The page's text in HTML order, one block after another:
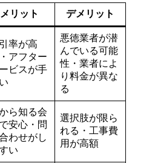
メリット デメリット
率が高
アフター
ビスが手
悪徳業者が潜
んでいる可能
性・業者によ
り料金が異な
る
ら知る会
安心・問
わせがし
い
選択肢が限ら
れる・工事費
用が高額